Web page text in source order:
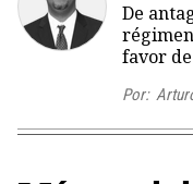
De
favor
Por: